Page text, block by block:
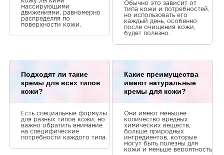
массирующими
движениями, равномерно
распределяя по
поверхности кожи.
Обычно это зависит от
типа кожи и потребностей,
но использовать его
каждый день, особенно
после очищения кожи,
будет полезно.
Подходят ли такие
кремы для всех типов
кожи?
Есть специальные формулы
для разных типов кожи, но
важно обратить внимание
на специфические
потребности каждого типа.
Какие преимущества
имеют натуральные
кремы для кожи?
Они имеют меньшее
количество вредных
химических веществ,
больше природных
ингредиентов, которые
могут быть полезны для
кожи и меньше вероятность